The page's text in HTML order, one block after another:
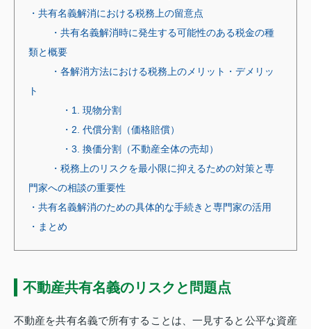
・共有名義解消における税務上の留意点
・共有名義解消時に発生する可能性のある税金の種
類と概要
・各解消方法における税務上のメリット・デメリッ
ト
・1. 現物分割
・2. 代償分割（価格賠償）
・3. 換価分割（不動産全体の売却）
・税務上のリスクを最小限に抑えるための対策と専
門家への相談の重要性
・共有名義解消のための具体的な手続きと専門家の活用
・まとめ
不動産共有名義のリスクと問題点
不動産を共有名義で所有することは、一見すると公平な資産